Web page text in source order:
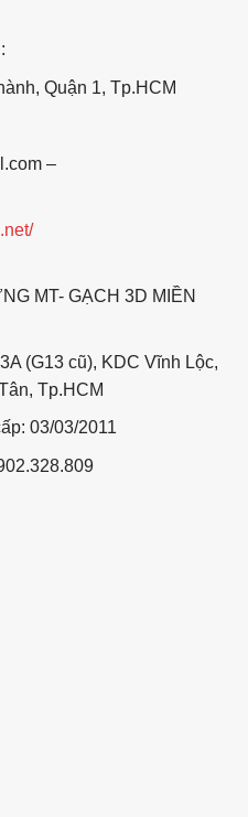
Quận 1, Tp.HCM
–
MT- GẠCH 3D MIỀN
(G13 cũ), KDC Vĩnh Lộc,
Tp.HCM
03/03/2011